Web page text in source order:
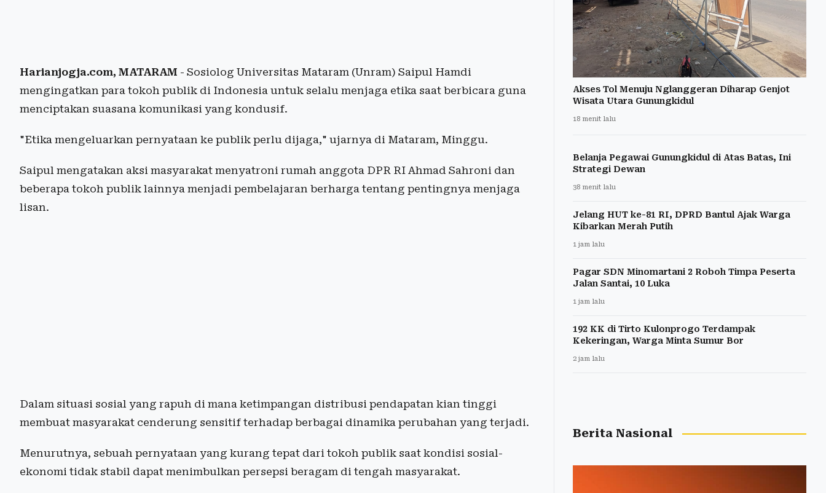
Harianjogja.com, MATARAM - Sosiolog Universitas Mataram (Unram) Saipul Hamdi
mengingatkan para tokoh publik di Indonesia untuk selalu menjaga etika saat berbicara guna
menciptakan suasana komunikasi yang kondusif.
"Etika mengeluarkan pernyataan ke publik perlu dijaga," ujarnya di Mataram, Minggu.
Saipul mengatakan aksi masyarakat menyatroni rumah anggota DPR RI Ahmad Sahroni dan
beberapa tokoh publik lainnya menjadi pembelajaran berharga tentang pentingnya menjaga
lisan.
Dalam situasi sosial yang rapuh di mana ketimpangan distribusi pendapatan kian tinggi
membuat masyarakat cenderung sensitif terhadap berbagai dinamika perubahan yang terjadi.
Menurutnya, sebuah pernyataan yang kurang tepat dari tokoh publik saat kondisi sosial-
ekonomi tidak stabil dapat menimbulkan persepsi beragam di tengah masyarakat.
Akses Tol Menuju Nglanggeran Diharap Genjot
Wisata Utara Gunungkidul
18 menit lalu
Belanja Pegawai Gunungkidul di Atas Batas, Ini
Strategi Dewan
38 menit lalu
Jelang HUT ke-81 RI, DPRD Bantul Ajak Warga
Kibarkan Merah Putih
1 jam lalu
Pagar SDN Minomartani 2 Roboh Timpa Peserta
Jalan Santai, 10 Luka
1 jam lalu
192 KK di Tirto Kulonprogo Terdampak
Kekeringan, Warga Minta Sumur Bor
2 jam lalu
Berita Nasional